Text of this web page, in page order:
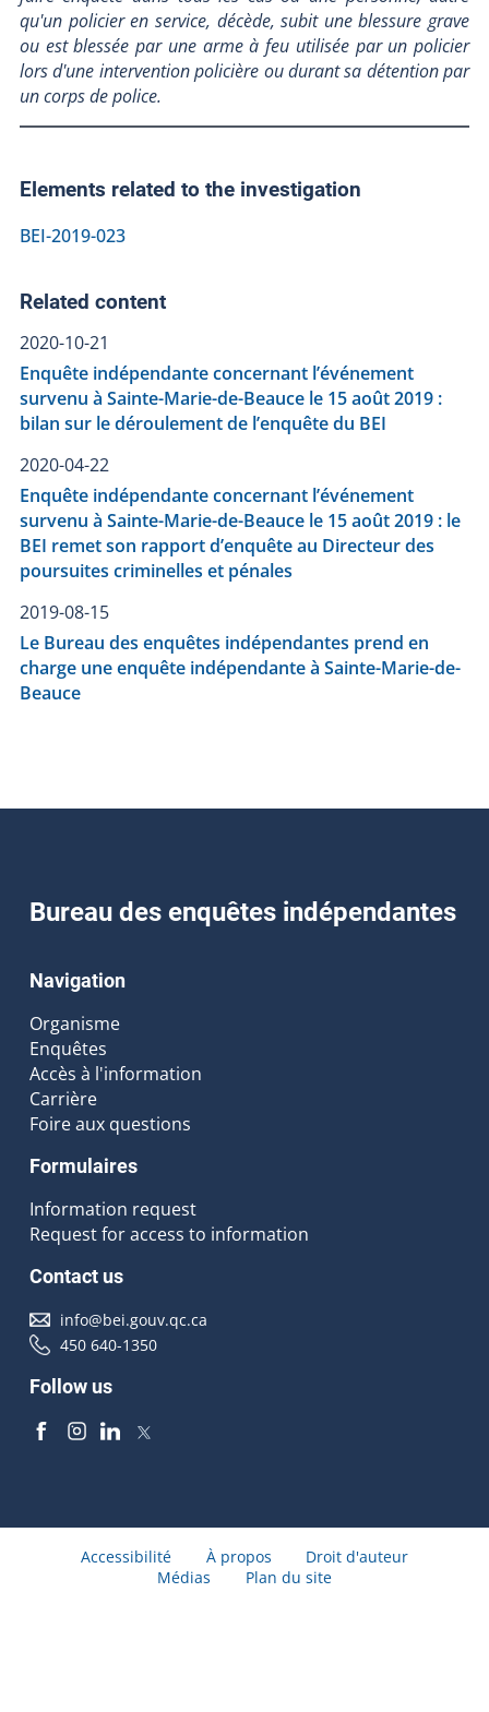
qu'un policier en service, décède, subit une blessure grave
ou est blessée par une arme à feu utilisée par un policier
lors d'une intervention policière ou durant sa détention par
un corps de police.
Elements related to the investigation
BEI-2019-023
Related content
2020-10-21
Enquête indépendante concernant l’événement
survenu à Sainte-Marie-de-Beauce le 15 août 2019 :
bilan sur le déroulement de l’enquête du BEI
2020-04-22
Enquête indépendante concernant l’événement
survenu à Sainte-Marie-de-Beauce le 15 août 2019 : le
BEI remet son rapport d’enquête au Directeur des
poursuites criminelles et pénales
2019-08-15
Le Bureau des enquêtes indépendantes prend en
charge une enquête indépendante à Sainte-Marie-de-
Beauce
Bureau des enquêtes indépendantes
Navigation
Organisme
Enquêtes
Accès à l'information
Carrière
Foire aux questions
Formulaires
Information request
Request for access to information
Contact us
info@bei.gouv.qc.ca
450 640-1350
Follow us
Accessibilité À propos
Droit d'auteur
Médias
Plan du site